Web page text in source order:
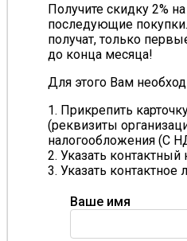
Получите скидку 2%
последующие
получат, только
до конца месяца!
Для этого Вам
1. Прикрепить
(реквизиты
налогообложения (С
2. Указать
3. Указать контактное
Ваше имя